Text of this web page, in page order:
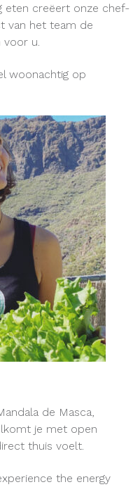
eten creëert onze chef-
van het team de
voor u.
woonachtig op
de Masca,
je met open
thuis voelt.
the energy